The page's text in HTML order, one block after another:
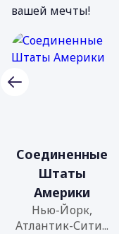
вашей мечты!
Соединенные
Штаты
Америки
Нью-Йорк,
Атлантик-Сити...